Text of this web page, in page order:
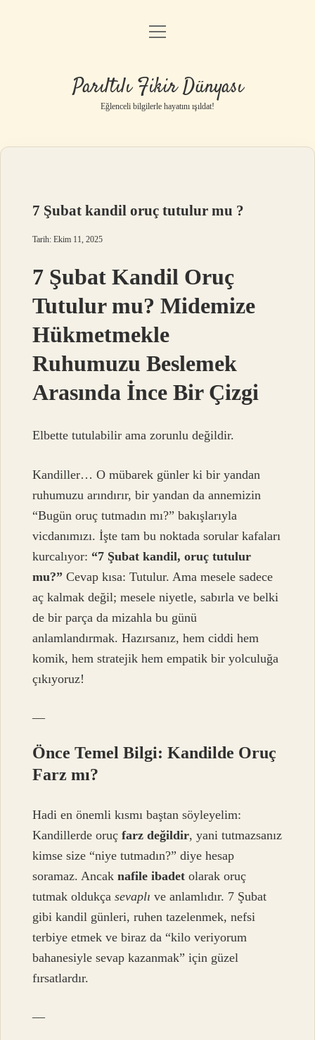
Anasayfa
Yasal Uyarı
menüyü
Parıltılı Fikir Dünyası
Eğlenceli bilgilerle hayatını ışıldat!
7 Şubat kandil oruç tutulur mu ?
Tarih: Ekim 11, 2025
7 Şubat Kandil Oruç
Tutulur mu? Midemize
Hükmetmekle
Ruhumuzu Beslemek
Arasında İnce Bir Çizgi
Elbette tutulabilir ama zorunlu değildir.
Kandiller… O mübarek günler ki bir yandan
ruhumuzu arındırır, bir yandan da annemizin
“Bugün oruç tutmadın mı?” bakışlarıyla
vicdanımızı. İşte tam bu noktada sorular kafaları
kurcalıyor: “7 Şubat kandil, oruç tutulur
mu?” Cevap kısa: Tutulur. Ama mesele sadece
aç kalmak değil; mesele niyetle, sabırla ve belki
de bir parça da mizahla bu günü
anlamlandırmak. Hazırsanız, hem ciddi hem
komik, hem stratejik hem empatik bir yolculuğa
çıkıyoruz!
—
Önce Temel Bilgi: Kandilde Oruç
Farz mı?
Hadi en önemli kısmı baştan söyleyelim:
Kandillerde oruçfarz değildir, yani tutmazsanız
kimse size “niye tutmadın?” diye hesap
soramaz. Ancaknafile ibadet olarak oruç
tutmak oldukçasevaplı ve anlamlıdır. 7 Şubat
gibi kandil günleri, ruhen tazelenmek, nefsi
terbiye etmek ve biraz da “kilo veriyorum
bahanesiyle sevap kazanmak” için güzel
fırsatlardır.
—